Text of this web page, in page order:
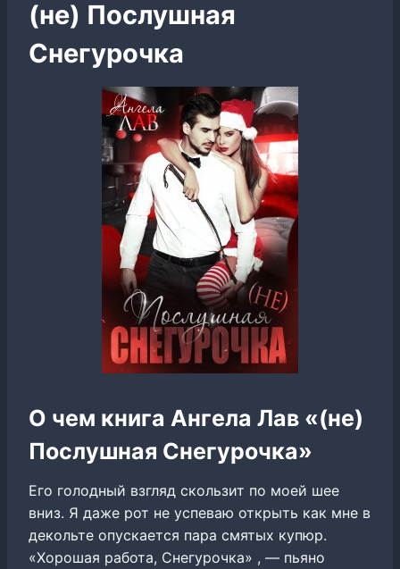
(не) Послушная
Снегурочка
О чем книга Ангела Лав «(не)
Послушная Снегурочка»
Его голодный взгляд скользит по моей шее
вниз. Я даже рот не успеваю открыть как мне в
декольте опускается пара смятых купюр.
«Хорошая работа, Снегурочка» , — пьяно